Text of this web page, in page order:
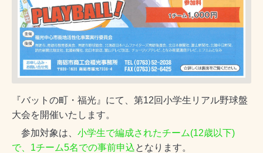
『バットの町・福光』にて、第12回小学生リアル野球盤
大会を開催いたします。
参加対象は、 小学生で編成されたチーム(12歳以下)
で、 1チーム5名での事前申込となります。